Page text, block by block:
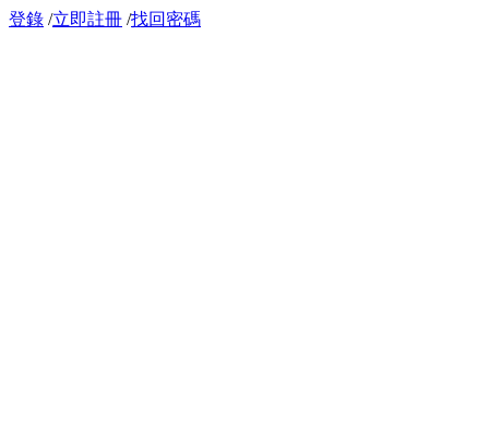
登錄 /立即註冊 /找回密碼